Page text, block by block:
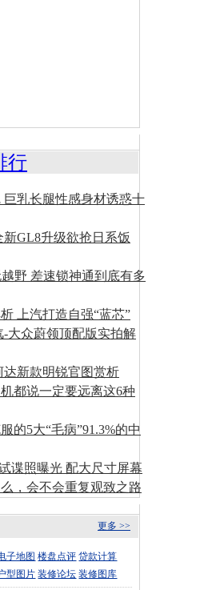
行
乳长腿性感身材诱惑十
GL8升级欲抢日系饭
野 差速锁神通到底有多
上汽打造自强“蓝芯”
大众蔚领顶配版实拍解
达新款明锐官图赏析
都说一定要远离这6种
的5大“毛病”91.3%的中
谍照曝光 配大尺寸屏幕
，会不会重复观致之路
更多 >>
子地图 楼盘点评 贷款计算
型图片 装修论坛 装修图库